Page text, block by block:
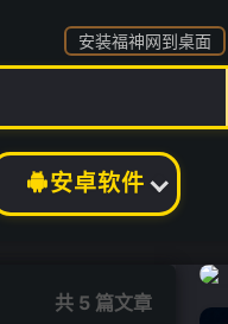
安卓软件
安装福神网到桌面
共 5 篇文章